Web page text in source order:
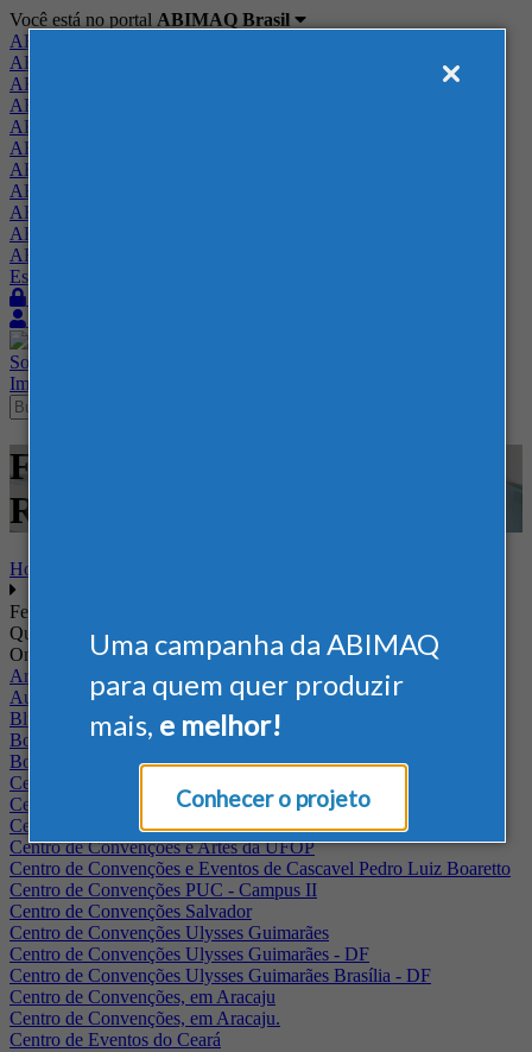
Uma campanha da ABIMAQ
para quem quer produzir
mais, e melhor!
Conhecer o projeto
Você está no portal ABIMAQ Brasil
ABIMAQ Brasil
ABIMAQ Minas Gerais
ABIMAQ Norte-Nordeste
ABIMAQ Paraná
ABIMAQ Piracicaba
ABIMAQ Ribeirão Preto
ABIMAQ Rio de Janeiro
ABIMAQ Rio Grande do Sul
ABIMAQ Santa Catarina
ABIMAQ São Paulo
ABIMAQ Vale do Paraíba
Escritório de Relações Governamentais
Sobre
Imprensa
Feiras - Parque de Eventos -
RS - Feira Nacional - Têxtil
Home
Feiras
Quando
Onde
Arena Jaguariuna
Auditório Albano Franco - FIEPA
Blumenau - SC
BolognaFiere
Boulevard Olimpico - RJ
Centro Internacional de Convenções do Brasil, em Brasília
Centro de Convenções - SE
Centro de Convenções de Pernambuco - PE
Centro de Convenções e Artes da UFOP
Centro de Convenções e Eventos de Cascavel Pedro Luiz Boaretto
Centro de Convenções PUC - Campus II
Centro de Convenções Salvador
Centro de Convenções Ulysses Guimarães
Centro de Convenções Ulysses Guimarães - DF
Centro de Convenções Ulysses Guimarães Brasília - DF
Centro de Convenções, em Aracaju
Centro de Convenções, em Aracaju.
Centro de Eventos do Ceará